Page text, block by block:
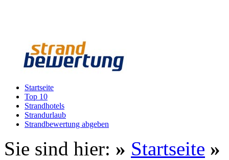
Startseite
Top 10
Strandhotels
Strandurlaub
Strandbewertung abgeben
Sie sind hier: » Startseite »